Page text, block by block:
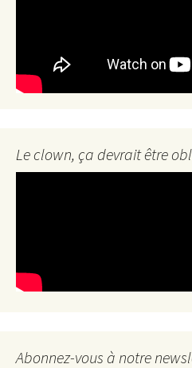
Le clown, ça devrait être
Abonnez-vous à notre